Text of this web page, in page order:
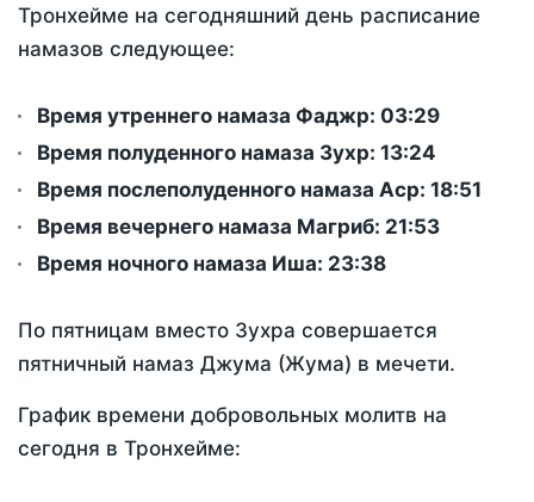
Тронхейме на сегодняшний день расписание
намазов следующее:
Время утреннего намаза Фаджр: 03:29
Время полуденного намаза Зухр: 13:24
Время послеполуденного намаза Аср: 18:51
Время вечернего намаза Магриб: 21:53
Время ночного намаза Иша: 23:38
По пятницам вместо Зухра совершается
пятничный намаз Джума (Жума) в мечети.
График времени добровольных молитв на
сегодня в Тронхейме: